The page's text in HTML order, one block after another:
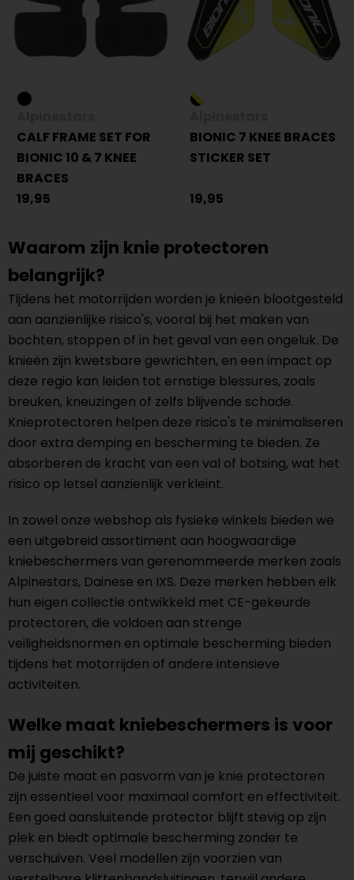
CALF FRAME SET FOR
BIONIC 10 & 7 KNEE
BRACES
19,95
BIONIC 7 KNEE BRACES
STICKER SET
19,95
Waarom zijn knie protectoren
belangrijk?
Tijdens het motorrijden worden je knieën blootgesteld
aan aanzienlijke risico's, vooral bij het maken van
bochten, stoppen of in het geval van een ongeluk. De
knieën zijn kwetsbare gewrichten, en een impact op
deze regio kan leiden tot ernstige blessures, zoals
breuken, kneuzingen of zelfs blijvende schade.
Knieprotectoren helpen deze risico's te minimaliseren
door extra demping en bescherming te bieden. Ze
absorberen de kracht van een val of botsing, wat het
risico op letsel aanzienlijk verkleint.
In zowel onze webshop als fysieke winkels bieden we
een uitgebreid assortiment aan hoogwaardige
kniebeschermers van gerenommeerde merken zoals
Alpinestars, Dainese en IXS. Deze merken hebben elk
hun eigen collectie ontwikkeld met CE-gekeurde
protectoren, die voldoen aan strenge
veiligheidsnormen en optimale bescherming bieden
tijdens het motorrijden of andere intensieve
activiteiten.
Welke maat kniebeschermers is voor
mij geschikt?
De juiste maat en pasvorm van je knie protectoren
zijn essentieel voor maximaal comfort en effectiviteit.
Een goed aansluitende protector blijft stevig op zijn
plek en biedt optimale bescherming zonder te
verschuiven. Veel modellen zijn voorzien van